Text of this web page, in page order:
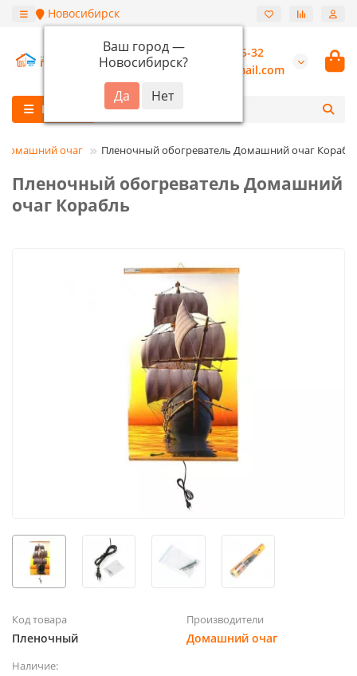
Новосибирск
Ваш город —
Новосибирск?
+7 (913) 987-55-32
burannsk@gmail.com
Каталог
Домашний очаг Пленочный обогреватель Домашний очаг
Пленочный обогреватель Домашний
очаг Корабль
Код товара
Пленочный
Производители
Домашний очаг
Наличие: